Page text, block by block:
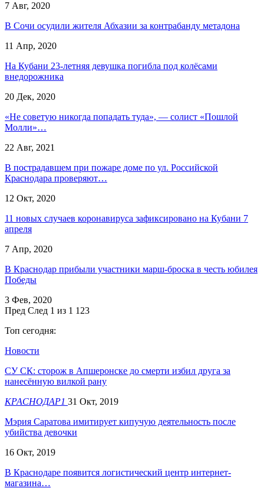
7 Авг, 2020
В Сочи осудили жителя Абхазии за контрабанду метадона
11 Апр, 2020
На Кубани 23-летняя девушка погибла под колёсами
внедорожника
20 Дек, 2020
«Не советую никогда попадать туда», — солист «Пошлой
Молли»…
22 Авг, 2021
В пострадавшем при пожаре доме по ул. Российской
Краснодара проверяют…
12 Окт, 2020
11 новых случаев коронавируса зафиксировано на Кубани 7
апреля
7 Апр, 2020
В Краснодар прибыли участники марш-броска в честь юбилея
Победы
3 Фев, 2020
Пред След 1 из 1 123
Топ сегодня:
Новости
СУ СК: сторож в Апшеронске до смерти избил друга за
нанесённую вилкой рану
КРАСНОДАР1 31 Окт, 2019
Мэрия Саратова имитирует кипучую деятельность после
убийства девочки
16 Окт, 2019
В Краснодаре появится логистический центр интернет-
магазина…